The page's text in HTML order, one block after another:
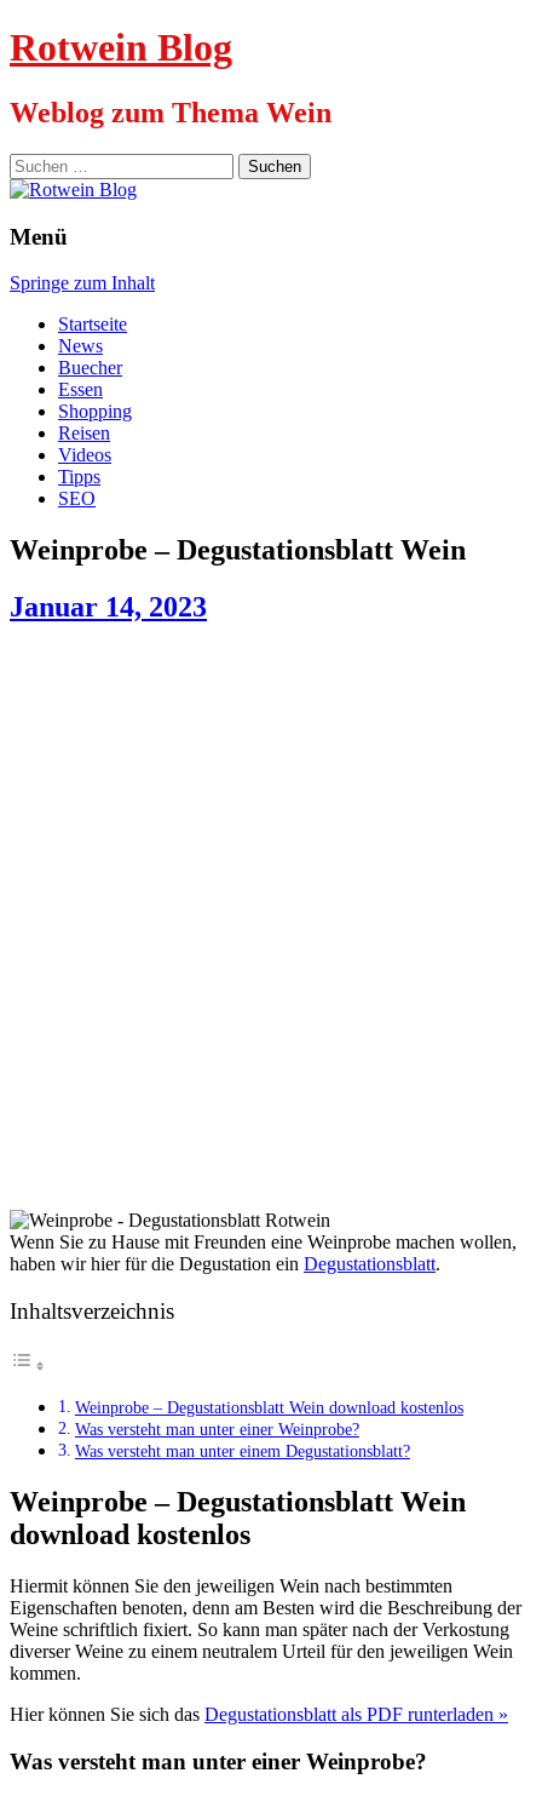
Rotwein Blog
Weblog zum Thema Wein
Suchen
nach:
Menü
Springe zum Inhalt
Startseite
News
Buecher
Essen
Shopping
Reisen
Videos
Tipps
SEO
Weinprobe – Degustationsblatt Wein
Januar 14, 2023
Wenn Sie zu Hause mit Freunden eine Weinprobe machen wollen,
haben wir hier für die Degustation ein Degustationsblatt.
Inhaltsverzeichnis
Weinprobe – Degustationsblatt Wein download kostenlos
Was versteht man unter einer Weinprobe?
Was versteht man unter einem Degustationsblatt?
Weinprobe – Degustationsblatt Wein
download kostenlos
Hiermit können Sie den jeweiligen Wein nach bestimmten
Eigenschaften benoten, denn am Besten wird die Beschreibung der
Weine schriftlich fixiert. So kann man später nach der Verkostung
diverser Weine zu einem neutralem Urteil für den jeweiligen Wein
kommen.
Hier können Sie sich das Degustationsblatt als PDF runterladen »
Was versteht man unter einer Weinprobe?